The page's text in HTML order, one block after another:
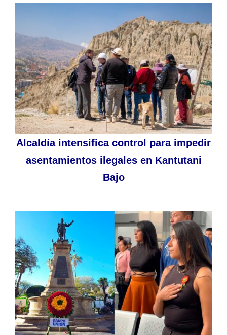
Alcaldía intensifica control para impedir
asentamientos ilegales en Kantutani
Bajo